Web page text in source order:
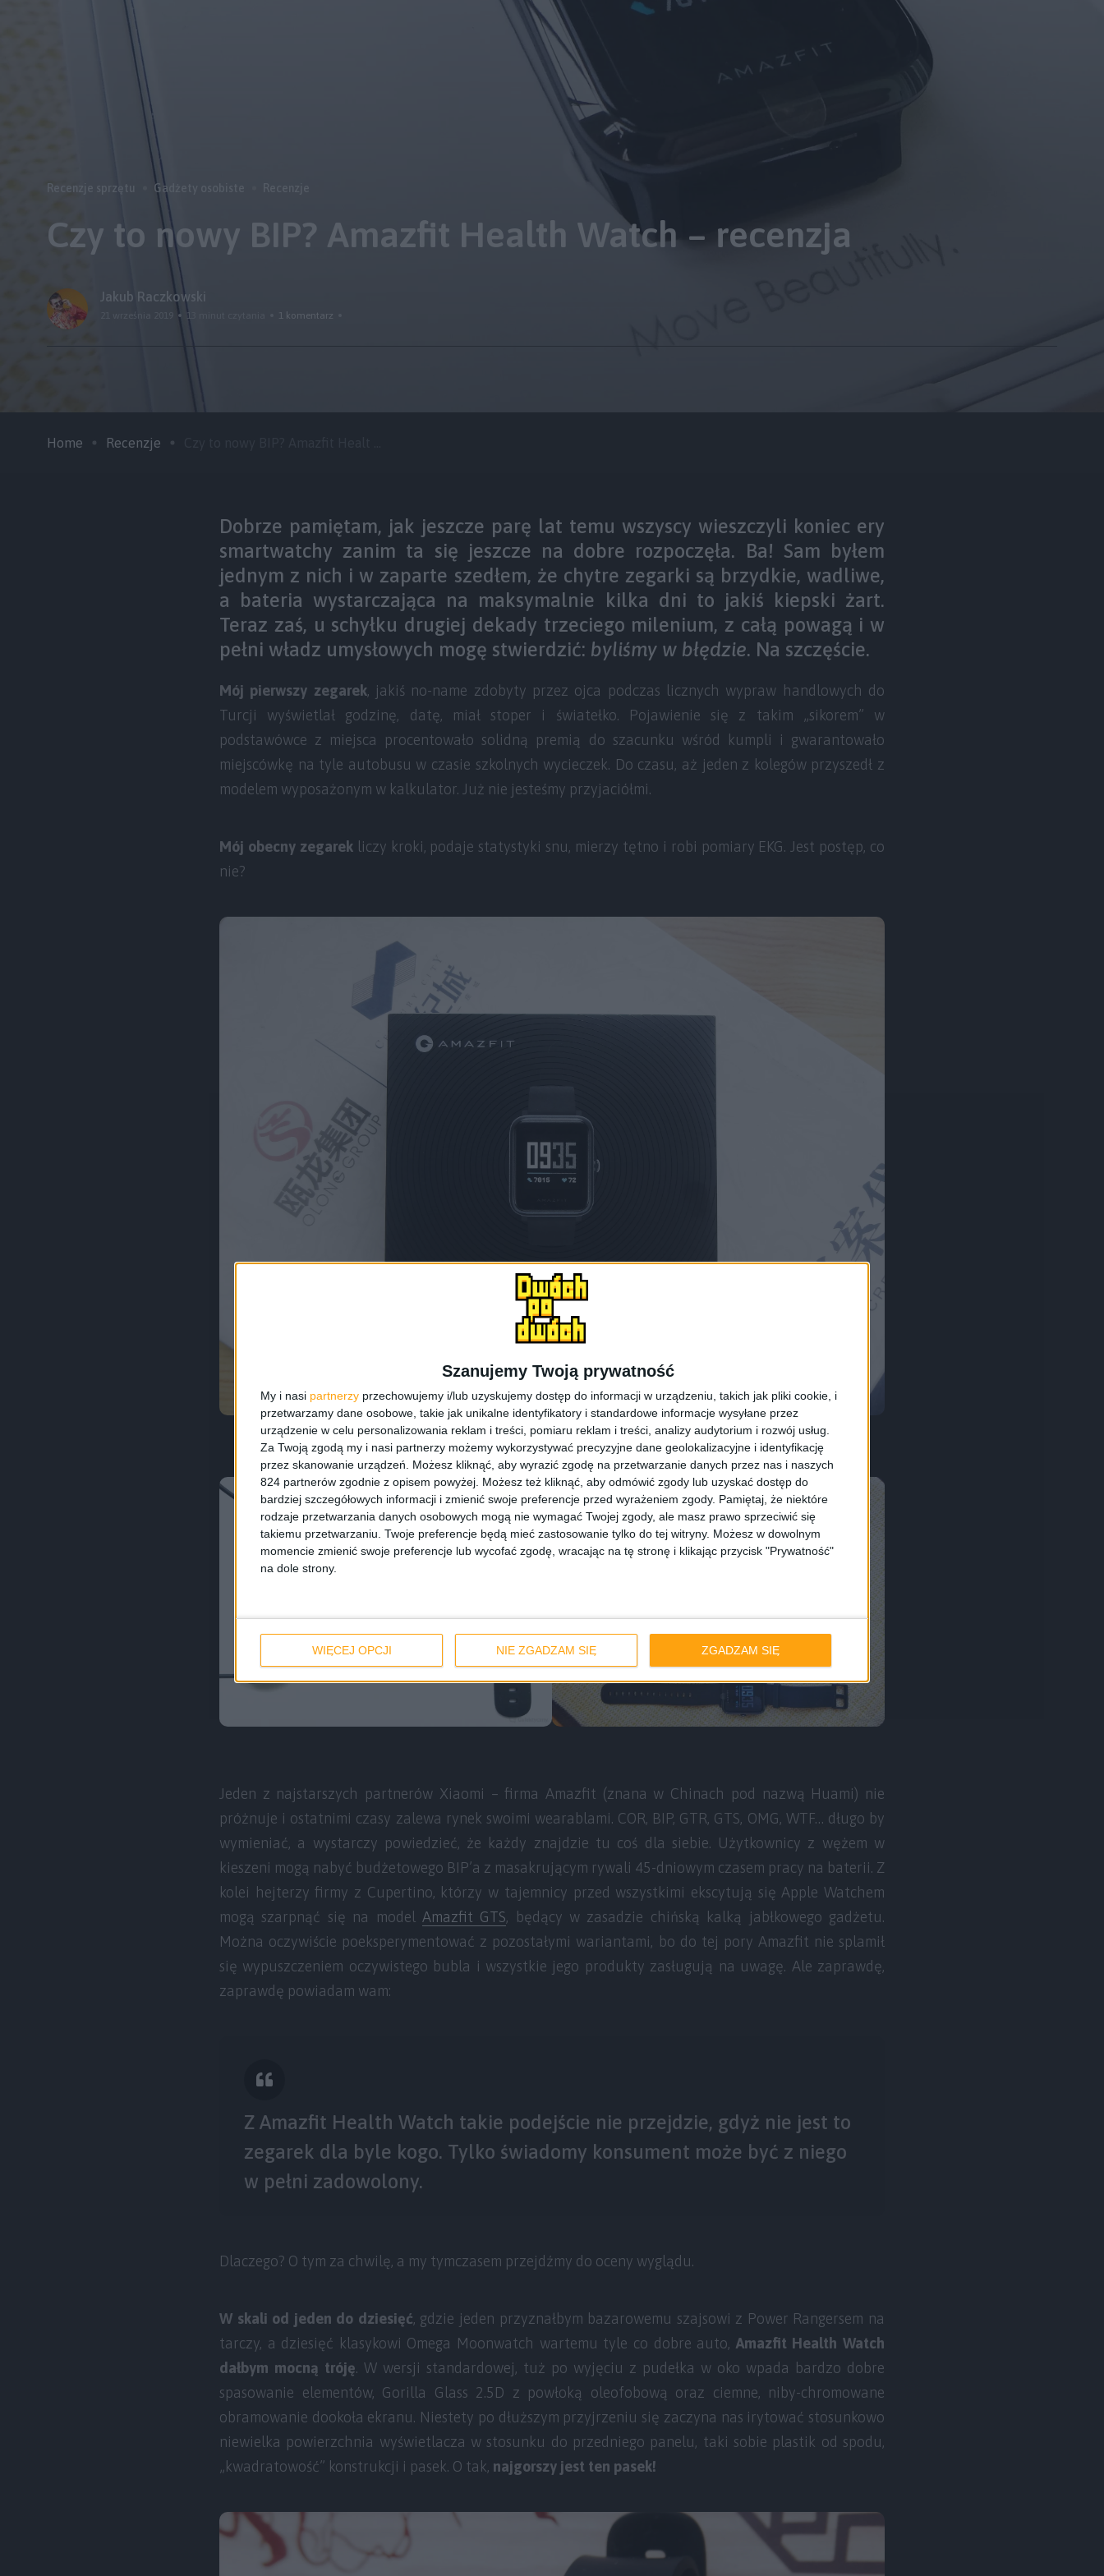
Szanujemy Twoją prywatność
My i nasi partnerzy przechowujemy i/lub uzyskujemy dostęp do informacji w urządzeniu, takich jak pliki cookie, i
przetwarzamy dane osobowe, takie jak unikalne identyfikatory i standardowe informacje wysyłane przez
urządzenie w celu personalizowania reklam i treści, pomiaru reklam i treści, analizy audytorium i rozwój usług.
Za Twoją zgodą my i nasi partnerzy możemy wykorzystywać precyzyjne dane geolokalizacyjne i identyfikację
przez skanowanie urządzeń. Możesz kliknąć, aby wyrazić zgodę na przetwarzanie danych przez nas i naszych
824 partnerów zgodnie z opisem powyżej. Możesz też kliknąć, aby odmówić zgody lub uzyskać dostęp do
bardziej szczegółowych informacji i zmienić swoje preferencje przed wyrażeniem zgody. Pamiętaj, że niektóre
rodzaje przetwarzania danych osobowych mogą nie wymagać Twojej zgody, ale masz prawo sprzeciwić się
takiemu przetwarzaniu. Twoje preferencje będą mieć zastosowanie tylko do tej witryny. Możesz w dowolnym
momencie zmienić swoje preferencje lub wycofać zgodę, wracając na tę stronę i klikając przycisk "Prywatność"
na dole strony.
WIĘCEJ OPCJI NIE ZGADZAM SIĘ ZGADZAM SIĘ
Recenzje sprzętu Gadżety osobiste
Czy to nowy BIP? Amazfit Health Watch – recenzja
Jakub Raczkowski
13 minut czytania 1 komentarz
Home Recenzje
Dobrze pamiętam, jak jeszcze parę lat temu wszyscy wieszczyli koniec ery
smartwatchy zanim ta się jeszcze na dobre rozpoczęła. Ba! Sam byłem
jednym z nich i w zaparte szedłem, że chytre zegarki są brzydkie, wadliwe,
a bateria wystarczająca na maksymalnie kilka dni to jakiś kiepski żart.
Teraz zaś, u schyłku drugiej dekady trzeciego milenium, z całą powagą i w
pełni władz umysłowych mogę stwierdzić: byliśmy w błędzie. Na szczęście.
Mój pierwszy zegarek, jakiś no-name zdobyty przez ojca podczas licznych wypraw handlowych do
Turcji wyświetlał godzinę, datę, miał stoper i światełko. Pojawienie się z takim „sikorem” w
podstawówce z miejsca procentowało solidną premią do szacunku wśród kumpli i gwarantowało
miejscówkę na tyle autobusu w czasie szkolnych wycieczek. Do czasu, aż jeden z kolegów przyszedł z
modelem wyposażonym w kalkulator. Już nie jesteśmy przyjaciółmi.
Mój obecny zegarekliczy kroki, podaje statystyki snu, mierzy tętno i robi pomiary EKG. Jest postęp, co
nie?
Amazfit Health Watch
Jeden z najstarszych partnerów Xiaomi – firma Amazfit (znana w Chinach pod nazwą Huami) nie
próżnuje i ostatnimi czasy zalewa rynek swoimi wearablami. COR, BIP, GTR, GTS, OMG, WTF… długo by
wymieniać, a wystarczy powiedzieć, że każdy znajdzie tu coś dla siebie. Użytkownicy z wężem w
kieszeni mogą nabyć budżetowego BIP’a z masakrującym rywali 45-dniowym czasem pracy na baterii. Z
kolei hejterzy firmy z Cupertino, którzy w tajemnicy przed wszystkimi ekscytują się Apple Watchem
mogą szarpnąć się na model Amazfit GTS, będący w zasadzie chińską kalką jabłkowego gadżetu.
Można oczywiście poeksperymentować z pozostałymi wariantami, bo do tej pory Amazfit nie splamił
się wypuszczeniem oczywistego bubla i wszystkie jego produkty zasługują na uwagę. Ale zaprawdę,
zaprawdę powiadam wam:
Z Amazfit Health Watch takie podejście nie przejdzie, gdyż nie jest to
zegarek dla byle kogo. Tylko świadomy konsument może być z niego
w pełni zadowolony.
Dlaczego? O tym za chwilę, a my tymczasem przejdźmy do oceny wyglądu.
W skali od jeden do dziesięć, gdzie jeden przyznałbym bazarowemu szajsowi z Power Rangersem na
tarczy, a dziesięć klasykowi Omega Moonwatch wartemu tyle co dobre auto, Amazfit Health Watch
dałbym mocną tróję. W wersji standardowej, tuż po wyjęciu z pudełka w oko wpada bardzo dobre
spasowanie elementów, Gorilla Glass 2.5D z powłoką oleofobową oraz ciemne, niby-chromowane
obramowanie dookoła ekranu. Niestety po dłuższym przyjrzeniu się zaczyna nas irytować stosunkowo
niewielka powierzchnia wyświetlacza w stosunku do przedniego panelu, taki sobie plastik od spodu,
„kwadratowość” konstrukcji i pasek. O tak, najgorszy jest ten pasek!